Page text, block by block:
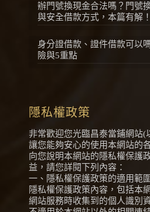
辦門號換現金合法嗎？門號
與安全借款方式，本篇有解！
身分證借款、證件借款可以
險與5重點
隱私權政策
非常歡迎您光臨昌泰當鋪網站(
讓您能夠安心的使用本網站的
向您說明本網站的隱私權保護
益，請您詳閱下列內容：
一、隱私權保護政策的適用範圍
隱私權保護政策內容，包括本
網站服務時收集到的個人識別